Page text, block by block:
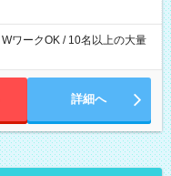
ワークOK / 10名以上の大量
詳細へ